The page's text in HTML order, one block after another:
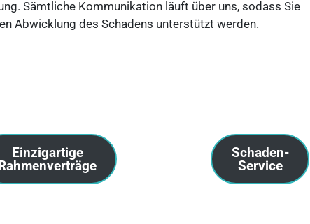
Sämtliche Kommunikation läuft über uns, sodass Sie
Abwicklung des Schadens unterstützt werden.
Einzigartige
Schaden-
Service